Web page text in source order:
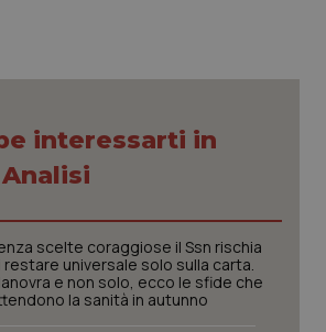
interessarti in
scelte coraggiose il Ssn rischia
restare universale solo sulla carta.
e non solo, ecco le sfide che
la sanità in autunno